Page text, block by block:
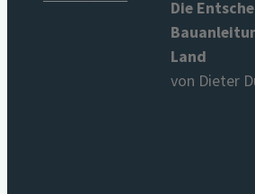
Die
Land
von Dieter